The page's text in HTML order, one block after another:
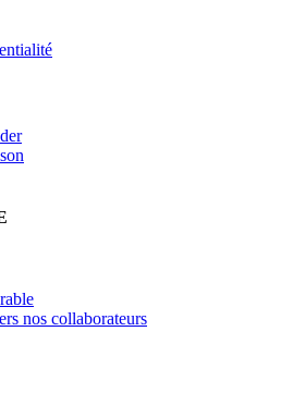
nos collaborateurs